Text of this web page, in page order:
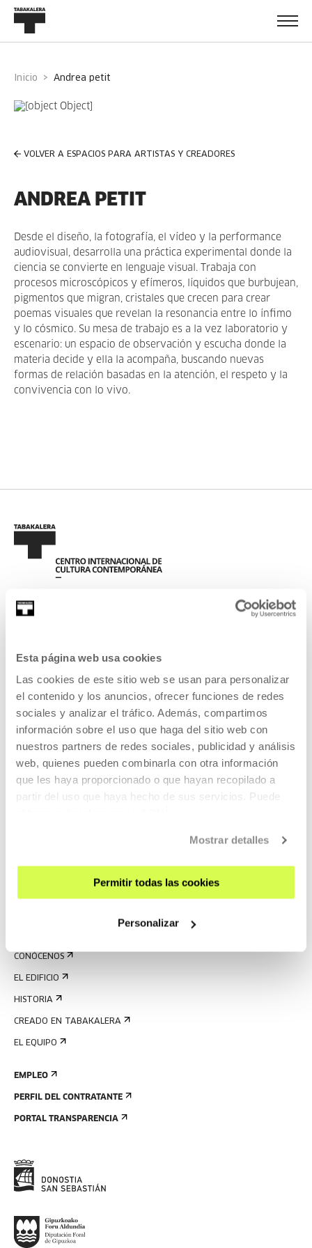
Esta página web usa cookies
Las cookies de este sitio web se usan para personalizar
el contenido y los anuncios, ofrecer funciones de redes
sociales y analizar el tráfico. Además, compartimos
información sobre el uso que haga del sitio web con
nuestros partners de redes sociales, publicidad y análisis
web, quienes pueden combinarla con otra información
que les haya proporcionado o que hayan recopilado a
partir del uso que haya hecho de sus servicios. Puede
Mostrar detalles
Permitir todas las cookies
Personalizar
Inicio andrea petit
VOLVER A ESPACIOS PARA ARTISTAS Y CREADORES
ANDREA PETIT
Desde el diseño, la fotografía, el vídeo y la performance
audiovisual, desarrolla una práctica experimental donde la
ciencia se convierte en lenguaje visual. Trabaja con
procesos microscópicos y efímeros, líquidos que burbujean,
pigmentos que migran, cristales que crecen para crear
poemas visuales que revelan la resonancia entre lo ínfimo
y lo cósmico. Su mesa de trabajo es a la vez laboratorio y
escenario: un espacio de observación y escucha donde la
materia decide y ella la acompaña, buscando nuevas
formas de relación basadas en la atención, el respeto y la
convivencia con lo vivo.
VISÍTANOS
CONTACTO Y HORARIOS
CÓMO LLEGAR
ALOJAMIENTO
ACCESIBILIDAD
ALQUILER DE ESPACIOS
CONÓCENOS
EL EDIFICIO
HISTORIA
CREADO EN TABAKALERA
EL EQUIPO
EMPLEO
PERFIL DEL CONTRATANTE
PORTAL TRANSPARENCIA